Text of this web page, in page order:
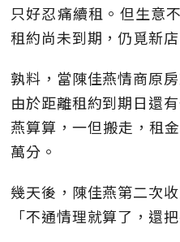
只好忍痛續租。但生意
租約尚未到期，仍覓新
孰料，當陳佳燕情商原
由於距離租約到期日還
燕算算，一但搬走，租
萬分。
幾天後，陳佳燕第二次
「不通情理就算了，還